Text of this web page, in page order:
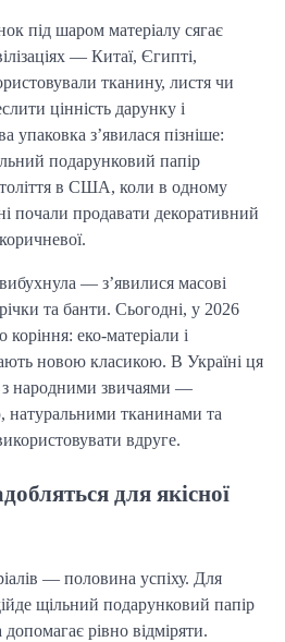
під шаром матеріалу сягає
— Китаї, Єгипті,
тканину, листя чи
цінність дарунку і
упаковка з’явилася пізніше:
подарунковий папір
в США, коли в одному
почали продавати декоративний
— з’явилися масові
та банти. Сьогодні, у 2026
еко-матеріали і
новою класикою. В Україні ця
з народними звичаями —
тканинами та
вдруге.
для якісної
— половина успіху. Для
щільний подарунковий папір
рівно відміряти.